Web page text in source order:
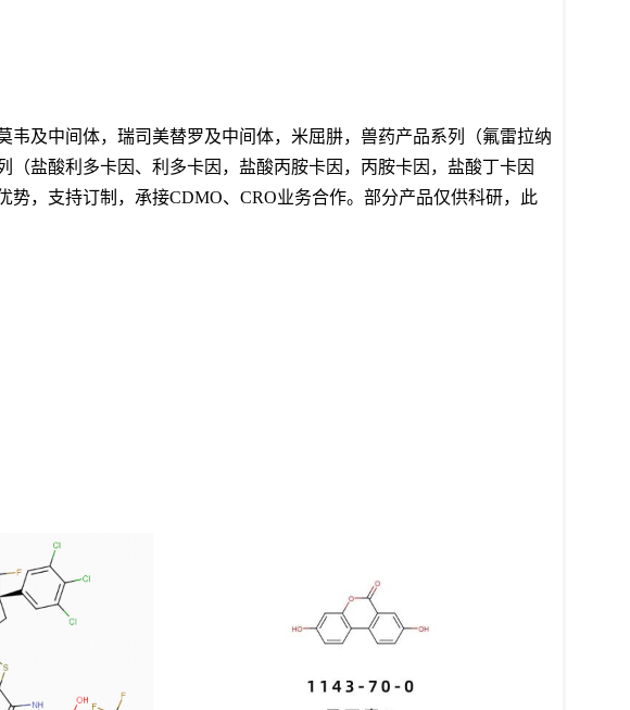
韦及中间体， 瑞司美替罗及中间体， 米屈肼，兽药产品系列（氟雷拉纳
盐酸利多卡因、利多卡因，盐酸丙胺卡因，丙胺卡因，盐酸丁卡因
势，支持订制 ， 承接CDMO、CRO业务合作。部分产品仅供科研，此